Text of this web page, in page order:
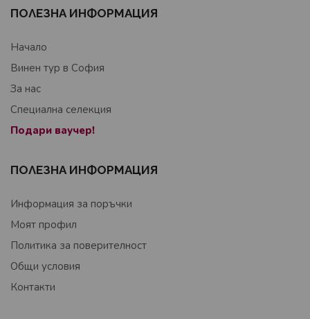
ПОЛЕЗНА ИНФОРМАЦИЯ
Начало
Винен тур в София
За нас
Специална селекция
Подари ваучер!
ПОЛЕЗНА ИНФОРМАЦИЯ
Информация за поръчки
Моят профил
Политика за поверителност
Общи условия
Контакти